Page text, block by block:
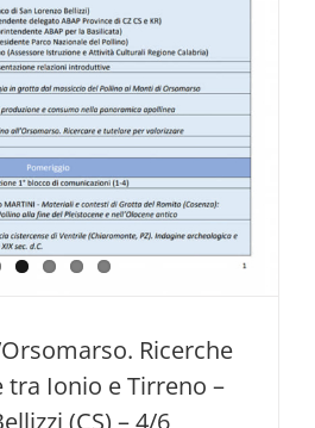
Ricerche
tra Ionio e Tirreno –